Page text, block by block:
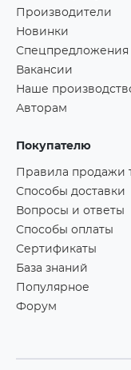
Производители
Новинки
Спецпредложения
Вакансии
Наше
Авторам
Покупателю
Правила продажи
Способы доставки
Вопросы и ответы
Способы оплаты
Сертификаты
База знаний
Популярное
Форум